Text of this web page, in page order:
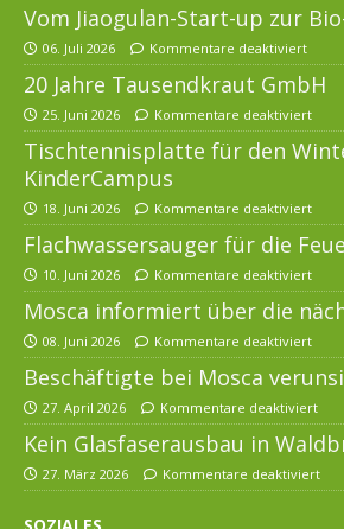
Vom Jiaogulan-Start-up zur
06. Juli 2026 Kommentare deaktiviert
20 Jahre Tausendkraut GmbH
25. Juni 2026 Kommentare deaktiviert
Tischtennisplatte für den
KinderCampus
18. Juni 2026 Kommentare deaktiviert
Flachwassersauger für die
10. Juni 2026 Kommentare deaktiviert
Mosca informiert über die
08. Juni 2026 Kommentare deaktiviert
Beschäftigte bei Mosca
27. April 2026 Kommentare deaktiviert
Kein Glasfaserausbau in
27. März 2026 Kommentare deaktiviert
SOZIALES